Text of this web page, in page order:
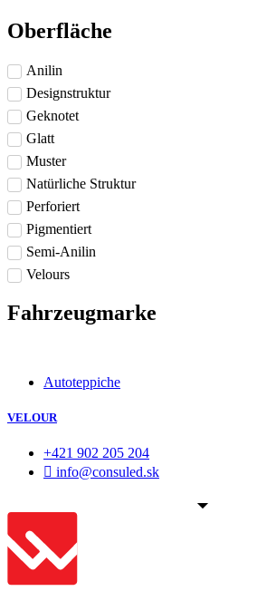
Oberfläche
Anilin
Designstruktur
Geknotet
Glatt
Muster
Natürliche Struktur
Perforiert
Pigmentiert
Semi-Anilin
Velours
Fahrzeugmarke
Autoteppiche
VELOUR
+421 902 205 204
info@consuled.sk